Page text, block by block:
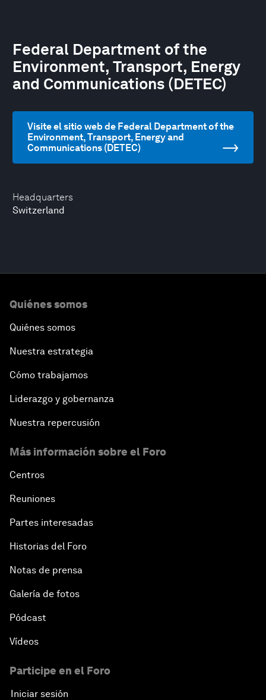
Headquarters
Switzerland
Federal Department of the
Environment, Transport, Energy
and Communications (DETEC)
Visite el sitio web de Federal Department of the
Environment, Transport, Energy and
Communications (DETEC)
Quiénes somos
Quiénes somos
Nuestra estrategia
Cómo trabajamos
Liderazgo y gobernanza
Nuestra repercusión
Más información sobre el Foro
Centros
Reuniones
Partes interesadas
Historias del Foro
Notas de prensa
Galería de fotos
Pódcast
Vídeos
Participe en el Foro
Iniciar sesión